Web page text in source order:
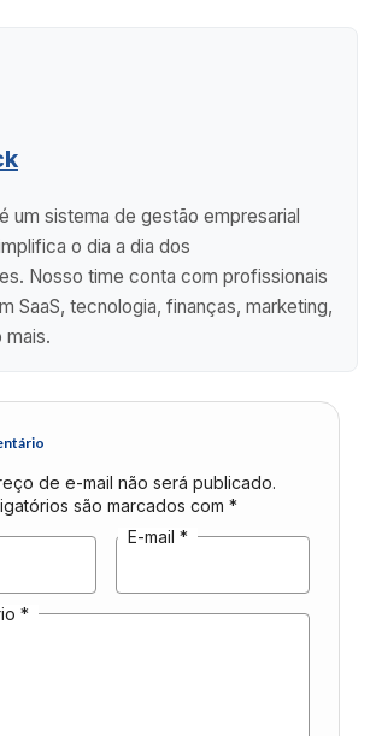
um sistema de gestão empresarial
o dia a dia dos
Nosso time conta com profissionais
SaaS, tecnologia, finanças, marketing,
mais.
de e-mail não será publicado.
são marcados com *
E-mail *
*